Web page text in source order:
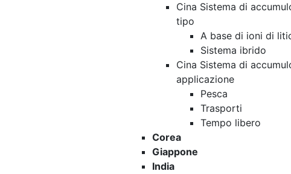
Cina Sistema di
tipo
A base di ioni di
Sistema ibrido
Cina Sistema di
applicazione
Pesca
Trasporti
Tempo libero
Corea
Giappone
India